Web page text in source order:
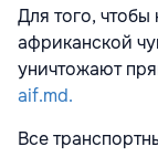
Для того, чтобы
африканской
уничтожают
aif.md.
Все